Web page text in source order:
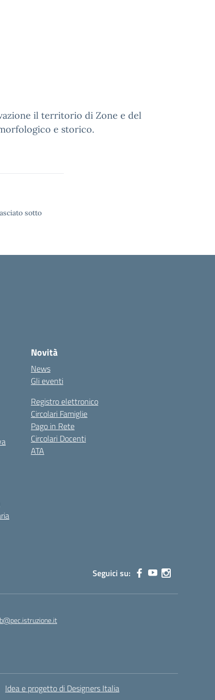
il territorio di Zone e del
e storico.
sotto
Novità
News
Gli eventi
Registro elettronico
Circolari Famiglie
Pago in Rete
Circolari Docenti
ATA
Seguici su:
Idea e progetto di Designers Italia